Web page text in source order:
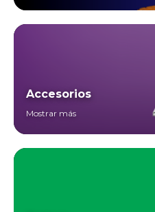
Accesorios
Mostrar más